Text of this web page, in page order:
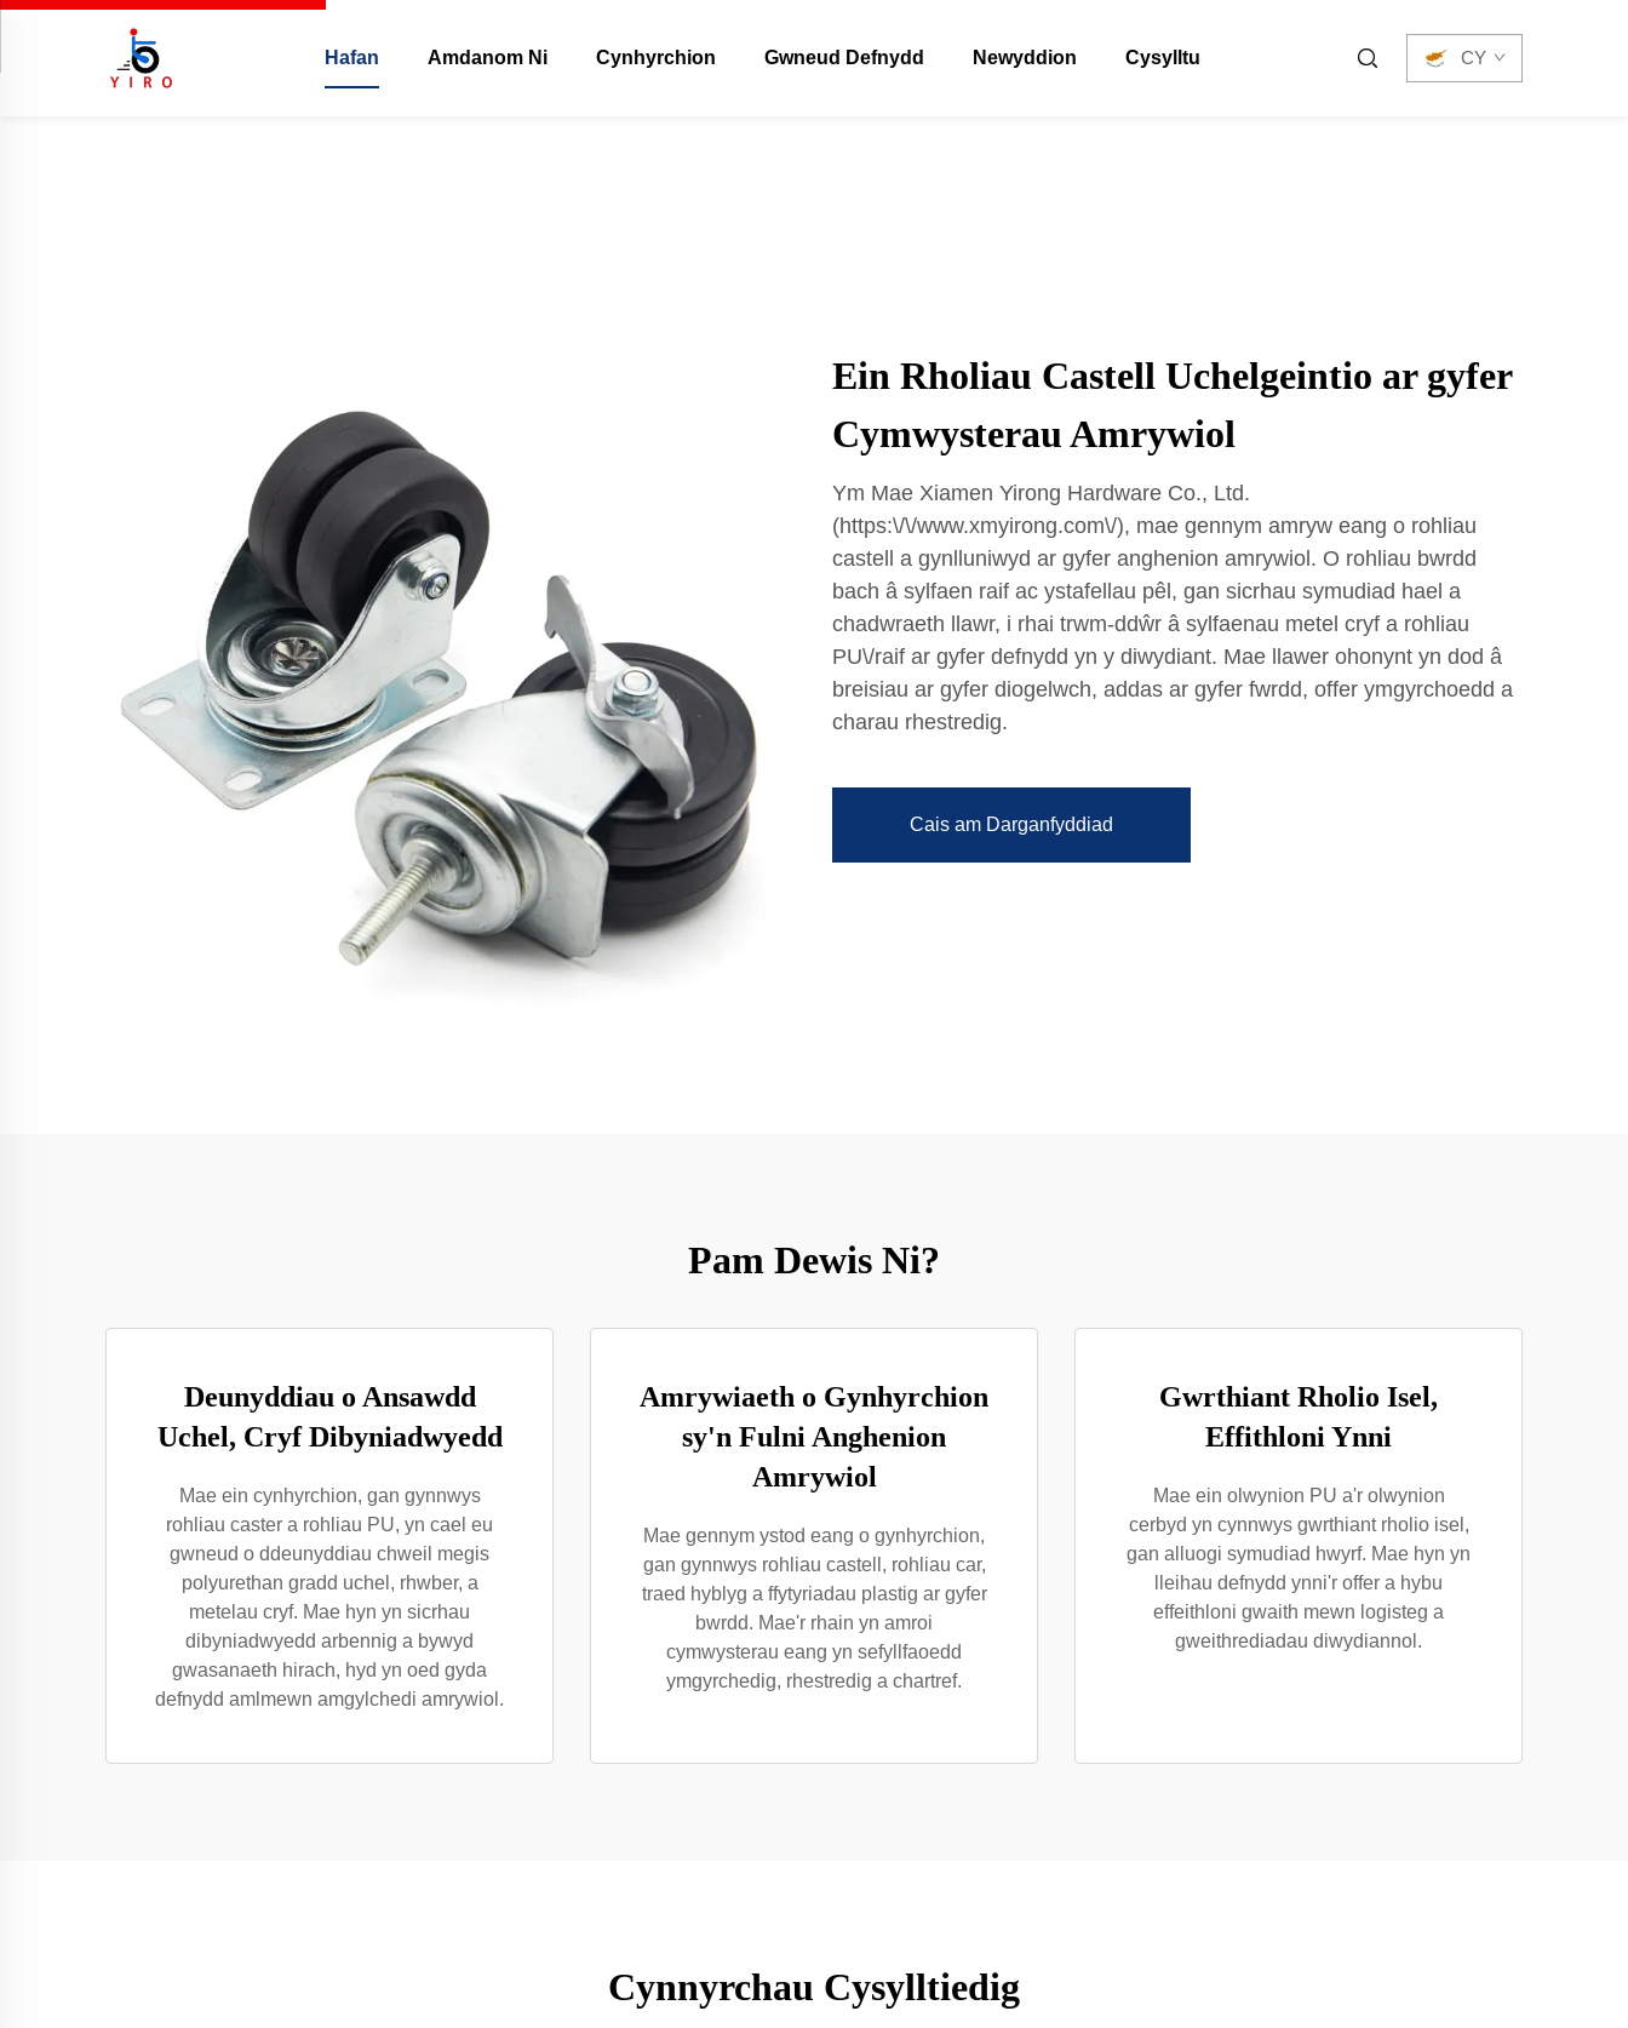
Hafan Amdanom Ni Cynhyrchion Gwneud Defnydd Newyddion Cysylltu CY
Ein Rholiau Castell Uchelgeintio ar gyfer
Cymwysterau Amrywiol
Ym Mae Xiamen Yirong Hardware Co., Ltd.
(https:\/\/www.xmyirong.com\/), mae gennym amryw eang o rohliau
castell a gynlluniwyd ar gyfer anghenion amrywiol. O rohliau bwrdd
bach â sylfaen raif ac ystafellau pêl, gan sicrhau symudiad hael a
chadwraeth llawr, i rhai trwm-ddŵr â sylfaenau metel cryf a rohliau
PU\/raif ar gyfer defnydd yn y diwydiant. Mae llawer ohonynt yn dod â
breisiau ar gyfer diogelwch, addas ar gyfer fwrdd, offer ymgyrchoedd a
charau rhestredig.
Cais am Darganfyddiad
Pam Dewis Ni?
Deunyddiau o Ansawdd
Uchel, Cryf Dibyniadwyedd
Mae ein cynhyrchion, gan gynnwys
rohliau caster a rohliau PU, yn cael eu
gwneud o ddeunyddiau chweil megis
polyurethan gradd uchel, rhwber, a
metelau cryf. Mae hyn yn sicrhau
dibyniadwyedd arbennig a bywyd
gwasanaeth hirach, hyd yn oed gyda
defnydd amlmewn amgylchedi amrywiol.
Amrywiaeth o Gynhyrchion
sy'n Fulni Anghenion
Amrywiol
Mae gennym ystod eang o gynhyrchion,
gan gynnwys rohliau castell, rohliau car,
traed hyblyg a ffytyriadau plastig ar gyfer
bwrdd. Mae'r rhain yn amroi
cymwysterau eang yn sefyllfaoedd
ymgyrchedig, rhestredig a chartref.
Gwrthiant Rholio Isel,
Effithloni Ynni
Mae ein olwynion PU a'r olwynion
cerbyd yn cynnwys gwrthiant rholio isel,
gan alluogi symudiad hwyrf. Mae hyn yn
lleihau defnydd ynni'r offer a hybu
effeithloni gwaith mewn logisteg a
gweithrediadau diwydiannol.
Cynnyrchau Cysylltiedig